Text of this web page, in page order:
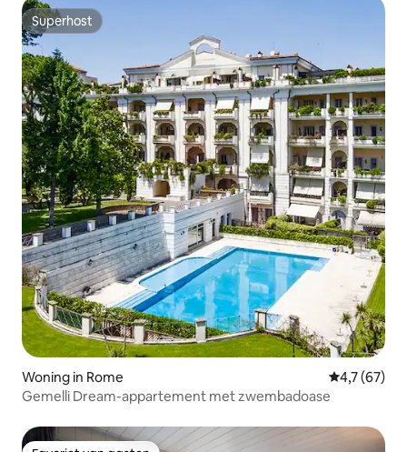
Superhost
Superhost
Woning in Rome
4,7 (67)
Gemelli Dream-appartement met zwembadoase